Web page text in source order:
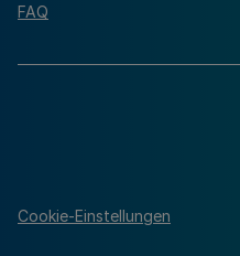
FAQ
Cookie-Einstellungen